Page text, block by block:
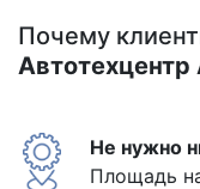
Почему
Не нужно
Площадь